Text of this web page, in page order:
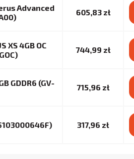
Advanced
605,83 zł
XS 4GB OC
744,99 zł
GDDR6 (GV-
715,96 zł
317,96 zł